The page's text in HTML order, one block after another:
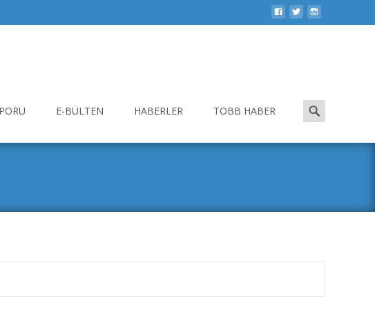
E-BÜLTEN HABERLER TOBB HABER
Search
for: